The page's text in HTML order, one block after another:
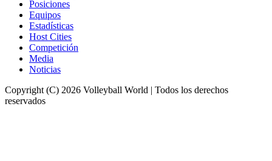
Posiciones
Equipos
Estadísticas
Host Cities
Competición
Media
Noticias
Copyright (C) 2026 Volleyball World | Todos los derechos
reservados